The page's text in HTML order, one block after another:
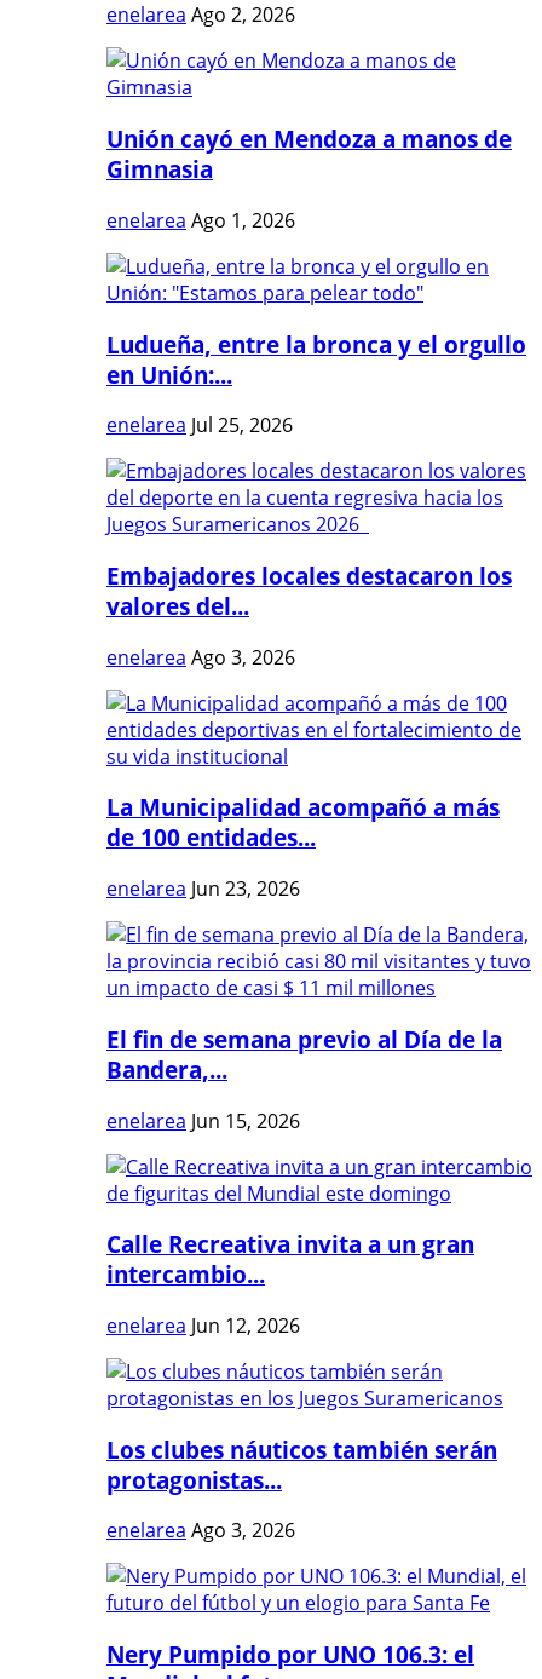
enelarea Ago 2, 2026
Unión cayó en Mendoza a manos de
Gimnasia
enelarea Ago 1, 2026
Ludueña, entre la bronca y el orgullo
en Unión:...
enelarea Jul 25, 2026
Embajadores locales destacaron los
valores del...
enelarea Ago 3, 2026
La Municipalidad acompañó a más
de 100 entidades...
enelarea Jun 23, 2026
El fin de semana previo al Día de la
Bandera,...
enelarea Jun 15, 2026
Calle Recreativa invita a un gran
intercambio...
enelarea Jun 12, 2026
Los clubes náuticos también serán
protagonistas...
enelarea Ago 3, 2026
Nery Pumpido por UNO 106.3: el